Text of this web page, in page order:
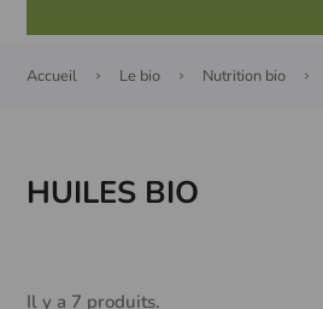
Accueil Le bio Nutrition bio
HUILES BIO
Il y a 7 produits.